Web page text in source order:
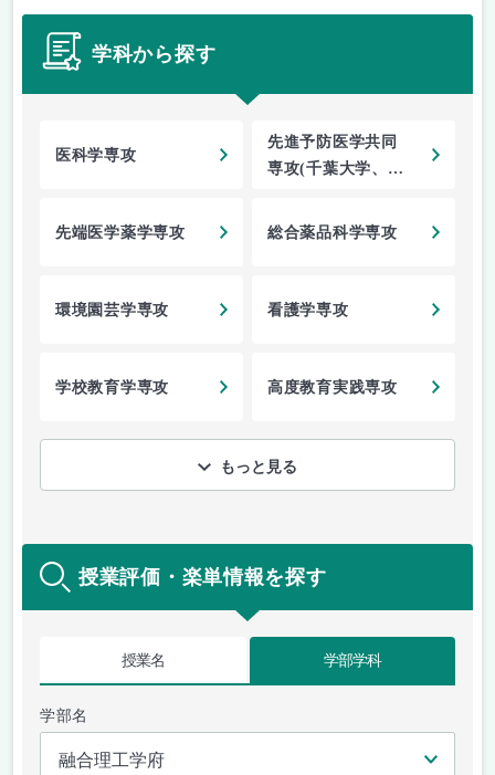
学科から探す
医科学専攻
先進予防医学共同
専攻(千葉大学、金
による共同教育課
先端医学薬学専攻 総合薬品科学専攻
環境園芸学専攻 看護学専攻
学校教育学専攻 高度教育実践専攻
もっと見る
授業評価・楽単情報を探す
授業名 学部学科
学部名